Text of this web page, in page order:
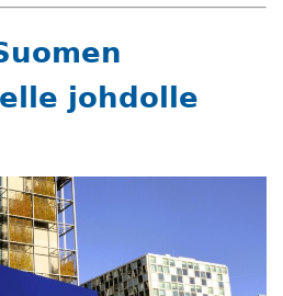
johdolle